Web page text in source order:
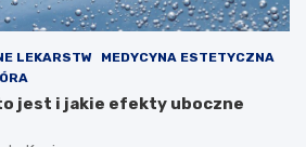
LEKARSTW
MEDYCYNA ESTETYCZNA
jest i jakie efekty uboczne